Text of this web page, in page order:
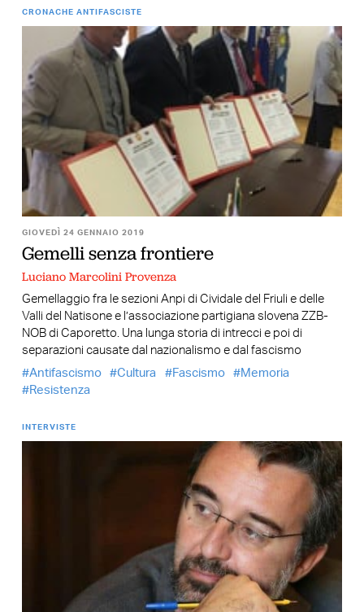
CRONACHE ANTIFASCISTE
GIOVEDÌ 24 GENNAIO 2019
Gemelli senza frontiere
Luciano Marcolini Provenza
Gemellaggio fra le sezioni Anpi di Cividale del Friuli e delle
Valli del Natisone e l’associazione partigiana slovena ZZB-
NOB di Caporetto. Una lunga storia di intrecci e poi di
separazioni causate dal nazionalismo e dal fascismo
Antifascismo
Cultura Fascismo
Memoria
Resistenza
INTERVISTE